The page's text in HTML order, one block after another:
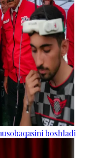
boshladi